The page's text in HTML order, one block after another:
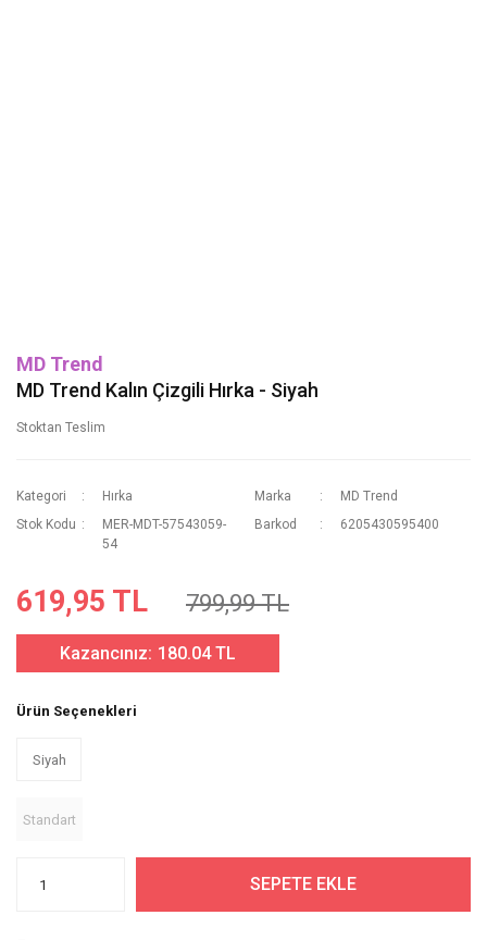
MD Trend
MD Trend Kalın Çizgili Hırka - Siyah
Stoktan Teslim
Kategori Hırka Marka
MD Trend
Stok Kodu
MER-MDT-57543059-
54
Barkod 6205430595400
619,95 TL 799,99 TL
Kazancınız: 180.04 TL
Ürün Seçenekleri
Siyah
Standart
SEPETE EKLE